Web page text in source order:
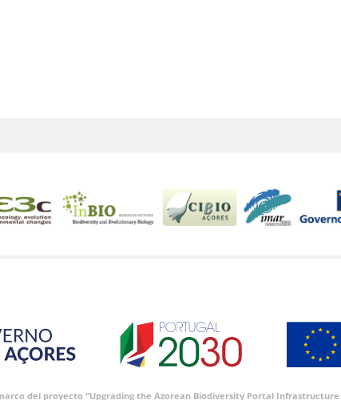
del proyecto “Upgrading the Azorean Biodiversity Portal Infrastructure